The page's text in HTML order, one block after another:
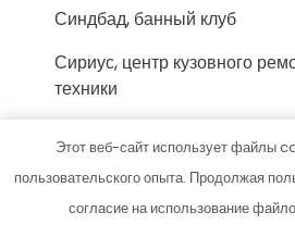
Синдбад, банный клуб
Сириус, центр кузовного
техники
Скиф, автомойка
Скиф, автомойка
Этот веб-сайт использует файлы
пользовательского опыта. Продолжая
согласие на использование